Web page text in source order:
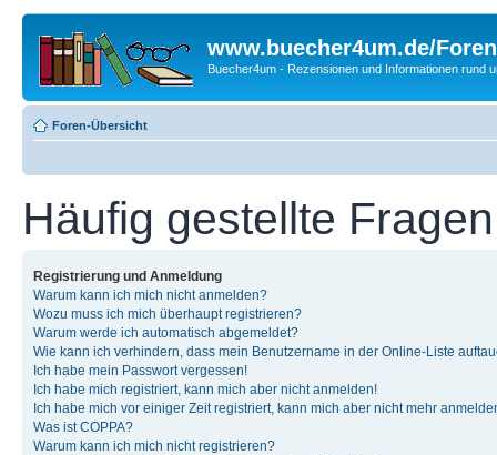
www.buecher4um.de/Foren
Buecher4um - Rezensionen und Informationen rund
Foren-Übersicht
Häufig gestellte Fragen
Registrierung und Anmeldung
Warum kann ich mich nicht anmelden?
Wozu muss ich mich überhaupt registrieren?
Warum werde ich automatisch abgemeldet?
Wie kann ich verhindern, dass mein Benutzername in der Online-Liste
Ich habe mein Passwort vergessen!
Ich habe mich registriert, kann mich aber nicht anmelden!
Ich habe mich vor einiger Zeit registriert, kann mich aber nicht mehr
Was ist COPPA?
Warum kann ich mich nicht registrieren?